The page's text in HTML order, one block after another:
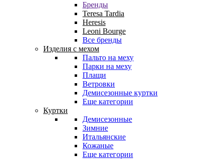
Бренды
Teresa Tardia
Heresis
Leoni Bourge
Все бренды
Изделия с мехом
Пальто на меху
Парки на меху
Плащи
Ветровки
Демисезонные куртки
Еще категории
Куртки
Демисезонные
Зимние
Итальянские
Кожаные
Еще категории